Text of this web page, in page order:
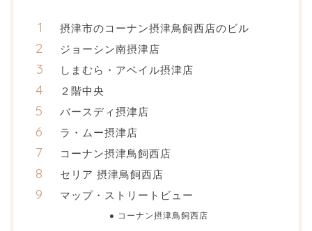
摂津市のコーナン摂津鳥飼西店のビル
ジョーシン南摂津店
しまむら・アベイル摂津店
２階中央
バースディ摂津店
ラ・ムー摂津店
コーナン摂津鳥飼西店
セリア 摂津鳥飼西店
マップ・ストリートビュー
コーナン摂津鳥飼西店